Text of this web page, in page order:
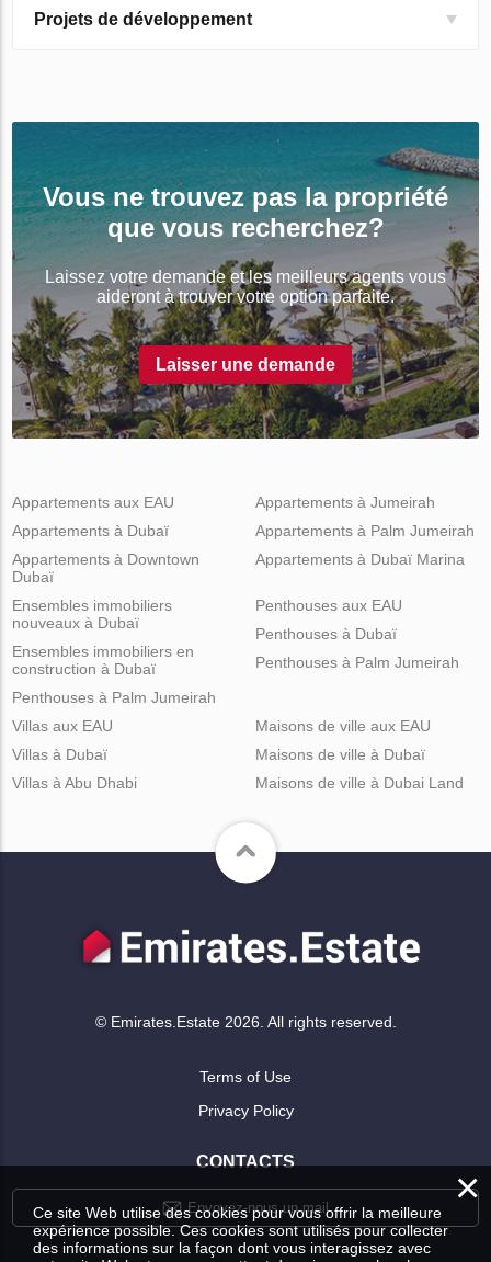
Projets de développement
Vous ne trouvez pas la propriété
que vous recherchez?
Laissez votre demande et les meilleurs agents vous
aideront à trouver votre option parfaite.
Laisser une demande
Appartements aux EAU
Appartements à Dubaï
Appartements à Downtown
Dubaï
Appartements à Jumeirah
Appartements à Palm Jumeirah
Appartements à Dubaï Marina
Ensembles immobiliers
nouveaux à Dubaï
Ensembles immobiliers en
construction à Dubaï
Penthouses à Palm Jumeirah
Penthouses aux EAU
Penthouses à Dubaï
Penthouses à Palm Jumeirah
Villas aux EAU
Villas à Dubaï
Villas à Abu Dhabi
Maisons de ville aux EAU
Maisons de ville à Dubaï
Maisons de ville à Dubai Land
© Emirates.Estate 2026. All rights reserved.
Terms of Use
Privacy Policy
CONTACTS
Envoyez-nous un mail ×
Ce site Web utilise des cookies pour vous offrir la meilleure
expérience possible. Ces cookies sont utilisés pour collecter
des informations sur la façon dont vous interagissez avec